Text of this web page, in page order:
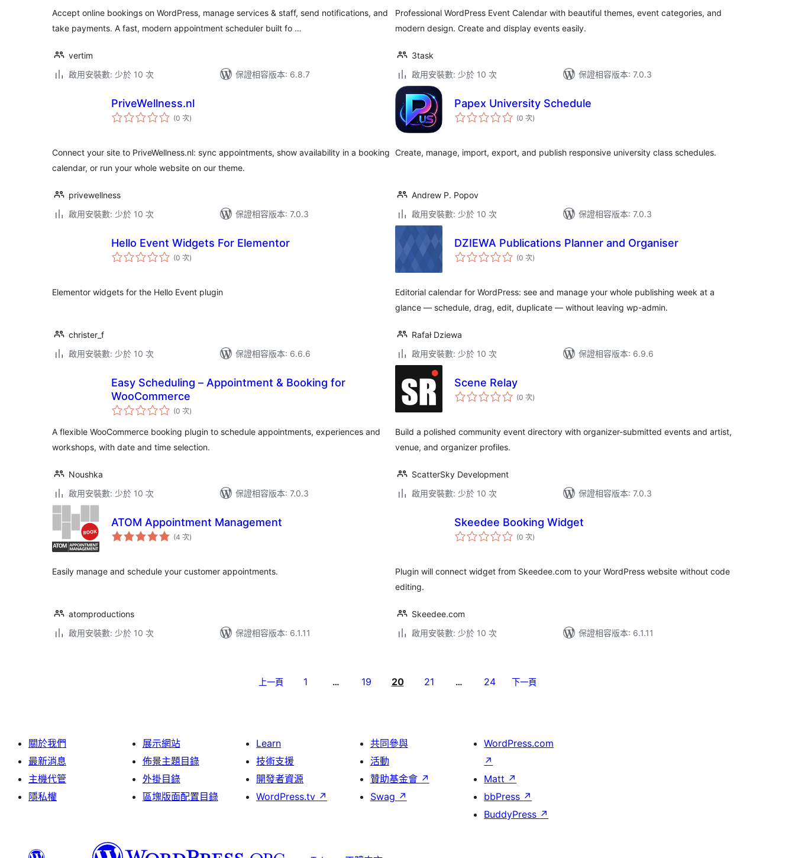
Accept online bookings on WordPress, manage services & staff, send notifications, and
take payments. A fast, modern appointment scheduler built fo …
vertim
啟用安裝數: 少於 10 次
保證相容版本: 6.8.7
Professional WordPress Event Calendar with beautiful themes, event categories, and
modern design. Create and display events easily.
3task
啟用安裝數: 少於 10 次
保證相容版本: 7.0.3
PriveWellness.nl
(0 次評
分)
Connect your site to PriveWellness.nl: sync appointments, show availability in a booking
calendar, or run your whole website on our theme.
privewellness
啟用安裝數: 少於 10 次
保證相容版本: 7.0.3
Papex University Schedule
(0 次評
分)
Create, manage, import, export, and publish responsive university class schedules.
Andrew P. Popov
啟用安裝數: 少於 10 次
保證相容版本: 7.0.3
Hello Event Widgets For Elementor
(0 次評
分)
Elementor widgets for the Hello Event plugin
christer_f
啟用安裝數: 少於 10 次
保證相容版本: 6.6.6
DZIEWA Publications Planner and Organiser
(0 次評
分)
Editorial calendar for WordPress: see and manage your whole publishing week at a
glance — schedule, drag, edit, duplicate — without leaving wp-admin.
Rafał Dziewa
啟用安裝數: 少於 10 次
保證相容版本: 6.9.6
Easy Scheduling – Appointment & Booking for
WooCommerce
(0 次評
分
數
)
A flexible WooCommerce booking plugin to schedule appointments, experiences and
workshops, with date and time selection.
Noushka
啟用安裝數: 少於 10 次
保證相容版本: 7.0.3
Scene Relay
(0 次評
分)
Build a polished community event directory with organizer-submitted events and artist,
venue, and organizer profiles.
ScatterSky Development
啟用安裝數: 少於 10 次
保證相容版本: 7.0.3
ATOM Appointment Management
(4 次評
分)
Easily manage and schedule your customer appointments.
atomproductions
啟用安裝數: 少於 10 次
保證相容版本: 6.1.11
Skeedee Booking Widget
(0 次評
分)
Plugin will connect widget from Skeedee.com to your WordPress website without code
editing.
Skeedee.com
啟用安裝數: 少於 10 次
保證相容版本: 6.1.11
上一頁 1 … 19 20 21 … 24 下一頁
關於我們
最新消息
主機代管
隱私權
展示網站
佈景主題目錄
外掛目錄
區塊版面配置目錄
Learn
技術支援
開發者資源
WordPress.tv ↗
共同參與
活動
贊助基金會 ↗
Swag ↗
WordPress.com
↗
Matt ↗
bbPress ↗
BuddyPress ↗